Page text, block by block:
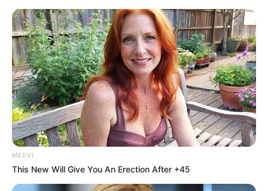
MEDVI
This New Will Give You An Erection After +45